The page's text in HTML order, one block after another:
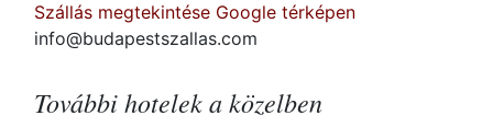
Szállás megtekintése Google térképen
info@budapestszallas.com
További hotelek a közelben